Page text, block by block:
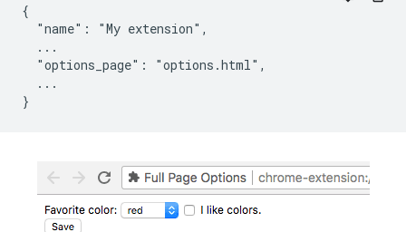
{
  "name": "My extension",
  ...
  "options_page": "options.html",
  ...